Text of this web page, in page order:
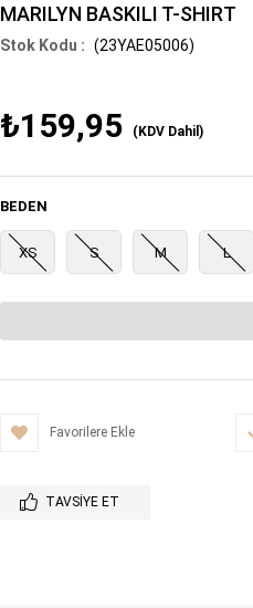
MARILYN BASKILI T-SHIRT
(23YAE05006)
₺159,95 (KDV Dahil)
BEDEN
XS S M L
Favorilere Ekle
TAVSIYE ET